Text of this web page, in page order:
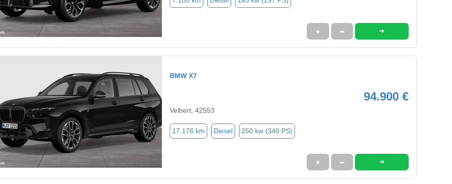
★ ➦ ➜
BMW X7
94.900 €
Velbert, 42553
17.176 km Diesel 250 kw (340 PS)
★ ➦ ➜